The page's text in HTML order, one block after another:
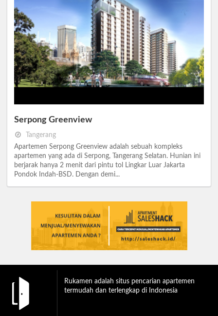
Serpong Greenview
Tangerang
Apartemen Serpong Greenview adalah sebuah kompleks
apartemen yang ada di Serpong, Tangerang Selatan. Hunian ini
berjarak hanya 2 menit dari pintu tol Lingkar Luar Jakarta
Pondok Indah-BSD. Dengan demi...
Rukamen adalah situs pencarian apartemen
termudah dan terlengkap di Indonesia